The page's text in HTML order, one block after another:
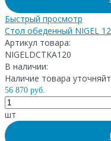
Быстрый просмотр
Стол обеденный NIGEL
Артикул товара:
NIGELDCTKA120
В наличии:
Наличие товара
56 870 руб.
шт